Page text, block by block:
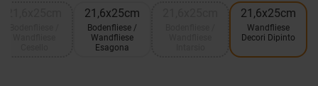
21,6x25cm
Bodenfliese /
Wandfliese
Esagona
21,6x25cm
Wandfliese
Decori Dipinto